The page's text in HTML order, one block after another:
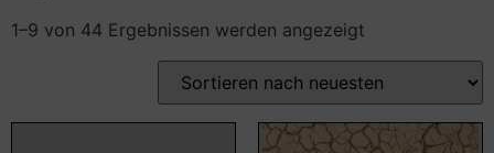
1–9 von 44 Ergebnissen werden angezeigt